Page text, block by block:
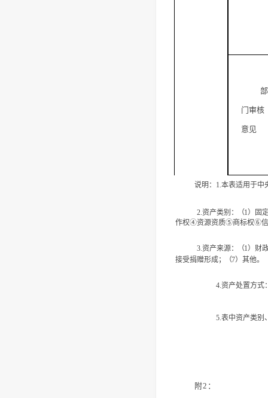
部
门审核
意见
说明： 1. 本表适用于中
2. 资产类别：（1 ）固
作权④资源资质⑤商标权⑥
3. 资产来源：（1）财
接受捐赠形成；（7）其他。
4. 资产处置方式
5. 表中资产类别
附2：